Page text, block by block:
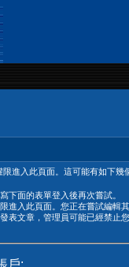
進入此頁面。這可能有如下幾
下面的表單登入後再次嘗試。
進入此頁面。您正在嘗試編輯
表文章，管理員可能已經禁止
戶: